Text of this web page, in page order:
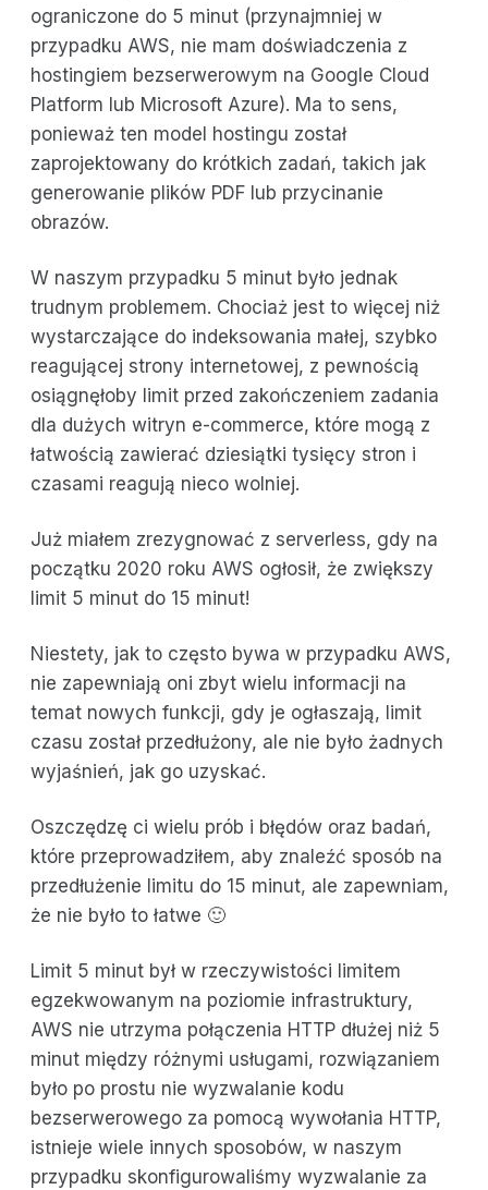
ograniczone do 5 minut (przynajmniej w
przypadku AWS, nie mam doświadczenia z
hostingiem bezserwerowym na Google Cloud
Platform lub Microsoft Azure). Ma to sens,
ponieważ ten model hostingu został
zaprojektowany do krótkich zadań, takich jak
generowanie plików PDF lub przycinanie
obrazów.
W naszym przypadku 5 minut było jednak
trudnym problemem. Chociaż jest to więcej niż
wystarczające do indeksowania małej, szybko
reagującej strony internetowej, z pewnością
osiągnęłoby limit przed zakończeniem zadania
dla dużych witryn e-commerce, które mogą z
łatwością zawierać dziesiątki tysięcy stron i
czasami reagują nieco wolniej.
Już miałem zrezygnować z serverless, gdy na
początku 2020 roku AWS ogłosił, że zwiększy
limit 5 minut do 15 minut!
Niestety, jak to często bywa w przypadku AWS,
nie zapewniają oni zbyt wielu informacji na
temat nowych funkcji, gdy je ogłaszają, limit
czasu został przedłużony, ale nie było żadnych
wyjaśnień, jak go uzyskać.
Oszczędzę ci wielu prób i błędów oraz badań,
które przeprowadziłem, aby znaleźć sposób na
przedłużenie limitu do 15 minut, ale zapewniam,
że nie było to łatwe 🙂
Limit 5 minut był w rzeczywistości limitem
egzekwowanym na poziomie infrastruktury,
AWS nie utrzyma połączenia HTTP dłużej niż 5
minut między różnymi usługami, rozwiązaniem
było po prostu nie wyzwalanie kodu
bezserwerowego za pomocą wywołania HTTP,
istnieje wiele innych sposobów, w naszym
przypadku skonfigurowaliśmy wyzwalanie za